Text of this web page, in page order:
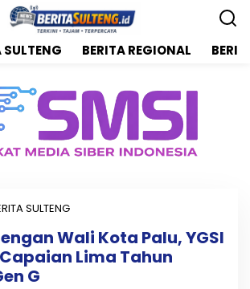
SULTENG BERITA REGIONAL
SULTENG
d
i
Wali Kota Palu, YGSI
Lima Tahun
G